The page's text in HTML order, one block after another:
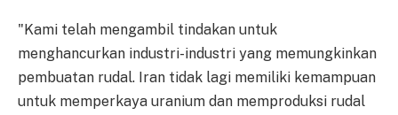
"Kami telah mengambil tindakan untuk
menghancurkan industri-industri yang memungkinkan
pembuatan rudal. Iran tidak lagi memiliki kemampuan
untuk memperkaya uranium dan memproduksi rudal